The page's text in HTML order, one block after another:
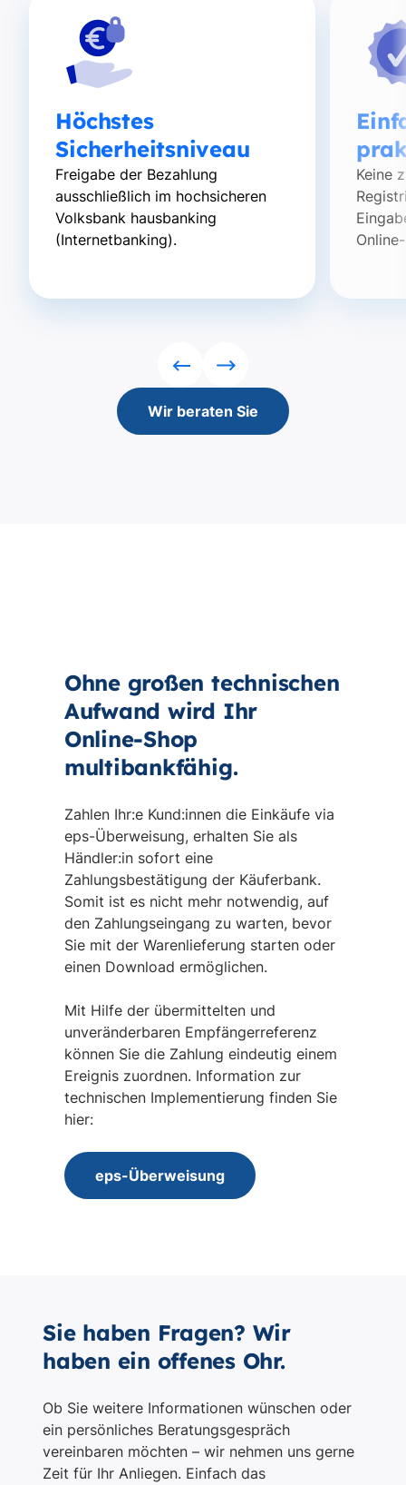
Sie haben Fragen? Wir
haben ein offenes Ohr.
Ob Sie weitere Informationen wünschen oder
ein persönliches Beratungsgespräch
vereinbaren möchten – wir nehmen uns gerne
Zeit für Ihr Anliegen. Einfach das